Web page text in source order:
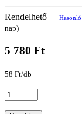
Rendelhető
nap)
5 780 Ft
58 Ft/db